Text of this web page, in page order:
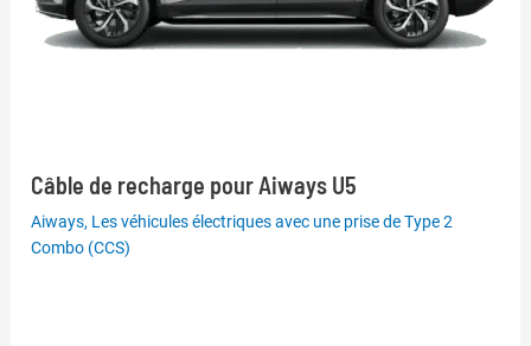
Câble de recharge pour Aiways U5
Aiways, Les véhicules électriques avec une prise de Type 2
Combo (CCS)